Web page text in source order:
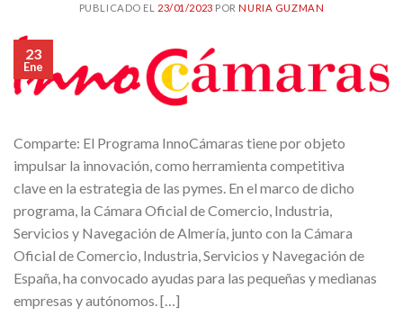
PUBLICADO EL 23/01/2023 PORNURIA GUZMAN
23
Ene
Comparte: El Programa InnoCámaras tiene por objeto
impulsar la innovación, como herramienta competitiva
clave en la estrategia de las pymes. En el marco de dicho
programa, la Cámara Oficial de Comercio, Industria,
Servicios y Navegación de Almería, junto con la Cámara
Oficial de Comercio, Industria, Servicios y Navegación de
España, ha convocado ayudas para las pequeñas y medianas
empresas y autónomos. […]